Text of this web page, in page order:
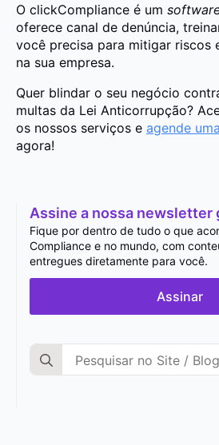
O clickCompliance é um
oferece canal de denúncia,
você precisa para mitigar riscos
na sua empresa.
Quer blindar o seu negócio
multas da Lei Anticorrupção?
os nossos serviços e agende
agora!
Assine a nossa newsletter
Fique por dentro de tudo o que
Compliance e no mundo, com
entregues diretamente para você.
Assinar
Search
for: